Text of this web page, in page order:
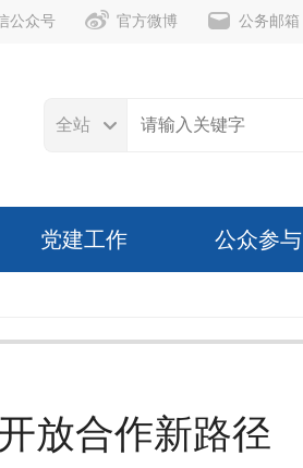
公务邮箱
官方微博
公众号
全站
党建工作 公众参与
放合作新路径